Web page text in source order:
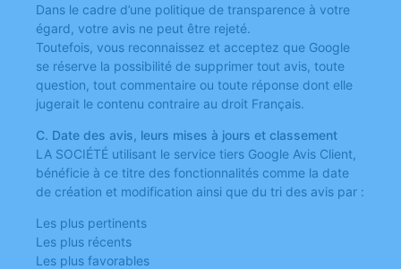
Dans le cadre d’une politique de transparence à votre
égard, votre avis ne peut être rejeté.
Toutefois, vous reconnaissez et acceptez que Google
se réserve la possibilité de supprimer tout avis, toute
question, tout commentaire ou toute réponse dont elle
jugerait le contenu contraire au droit Français.
C. Date des avis, leurs mises à jours et classement
LA SOCIÉTÉ utilisant le service tiers Google Avis Client,
bénéficie à ce titre des fonctionnalités comme la date
de création et modification ainsi que du tri des avis par :
Les plus pertinents
Les plus récents
Les plus favorables